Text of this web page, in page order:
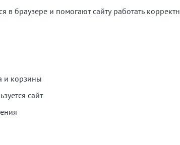
браузере и помогают сайту работать
и корзины
сайт